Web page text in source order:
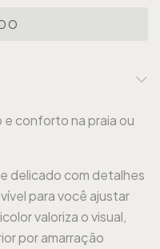
conforto na praia ou
delicado com detalhes
para você ajustar
valoriza o visual,
por amarração